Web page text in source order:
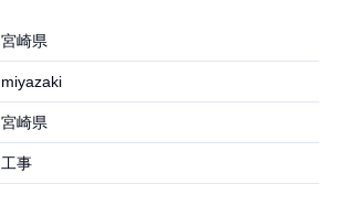
宮崎県
miyazaki
宮崎県
工事